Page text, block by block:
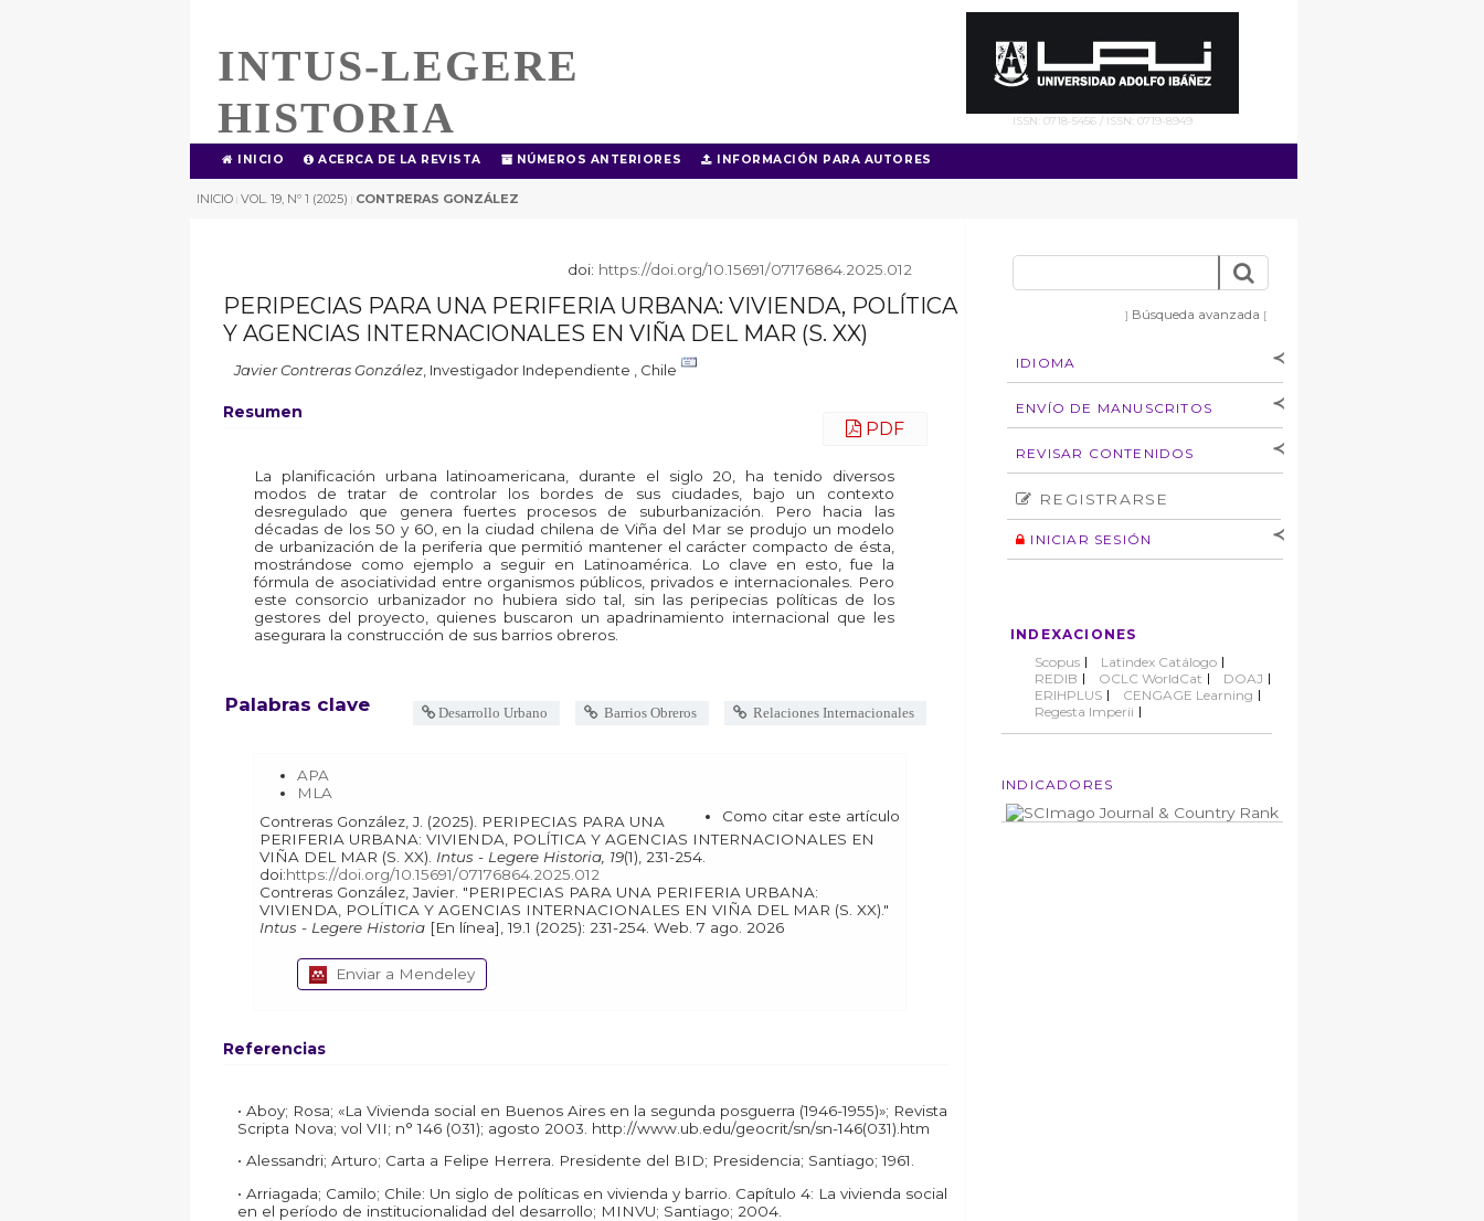
INTUS-LEGERE
HISTORIA
ISSN: 0718-5456 / ISSN: 0719-8949
INICIO ACERCA DE LA REVISTA NÚMEROS ANTERIORES INFORMACIÓN PARA AUTORES
INICIO | VOL. 19, Nº 1 (2025) | CONTRERAS GONZÁLEZ
] Búsqueda avanzada [
IDIOMA
[Español ] [English]
ENVÍO DE MANUSCRITOS
autores
Derechos de autoría
Normas éticas
REVISAR CONTENIDOS
Número
Autor
REGISTRARSE
INICIAR SESIÓN
INDEXACIONES
Scopus
Latindex Catálogo
REDIB
OCLC WorldCat
DOAJ
ERIHPLUS
CENGAGE Learning
Regesta Imperii
INDICADORES
doi: https://doi.org/10.15691/07176864.2025.012
PERIPECIAS PARA UNA PERIFERIA URBANA: VIVIENDA, POLÍTICA
Y AGENCIAS INTERNACIONALES EN VIÑA DEL MAR (S. XX)
Javier Contreras González, Investigador Independiente , Chile
Resumen
PDF
La planificación urbana latinoamericana, durante el siglo 20, ha tenido diversos
modos de tratar de controlar los bordes de sus ciudades, bajo un contexto
desregulado que genera fuertes procesos de suburbanización. Pero hacia las
décadas de los 50 y 60, en la ciudad chilena de Viña del Mar se produjo un modelo
de urbanización de la periferia que permitió mantener el carácter compacto de ésta,
mostrándose como ejemplo a seguir en Latinoamérica. Lo clave en esto, fue la
fórmula de asociatividad entre organismos públicos, privados e internacionales. Pero
este consorcio urbanizador no hubiera sido tal, sin las peripecias políticas de los
gestores del proyecto, quienes buscaron un apadrinamiento internacional que les
asegurara la construcción de sus barrios obreros.
Palabras clave Desarrollo Urbano Barrios Obreros Relaciones Internacionales
APA
MLA
Como citar este artículo
Contreras González, J. (2025). PERIPECIAS PARA UNA
PERIFERIA URBANA: VIVIENDA, POLÍTICA Y AGENCIAS INTERNACIONALES EN
VIÑA DEL MAR (S. XX). Intus - Legere Historia, 19(1), 231-254.
doi:https://doi.org/10.15691/07176864.2025.012
Contreras González, Javier. "PERIPECIAS PARA UNA PERIFERIA URBANA:
VIVIENDA, POLÍTICA Y AGENCIAS INTERNACIONALES EN VIÑA DEL MAR (S. XX)."
Intus - Legere Historia
[En línea], 19.1 (2025): 231-254. Web. 7 ago. 2026
Enviar a Mendeley
Referencias
• Aboy; Rosa; «La Vivienda social en Buenos Aires en la segunda posguerra (1946-1955)»; Revista
Scripta Nova; vol VII; n° 146 (031); agosto 2003. http://www.ub.edu/geocrit/sn/sn-146(031).htm
• Alessandri; Arturo; Carta a Felipe Herrera. Presidente del BID; Presidencia; Santiago; 1961.
• Arriagada; Camilo; Chile: Un siglo de políticas en vivienda y barrio. Capítulo 4: La vivienda social
en el período de institucionalidad del desarrollo; MINVU; Santiago; 2004.